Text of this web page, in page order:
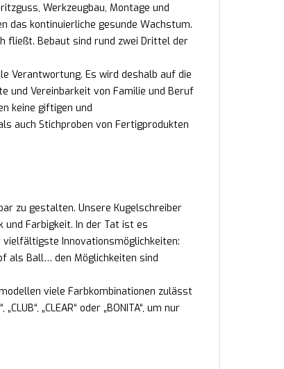
Werkzeugbau, Montage und
das kontinuierliche gesunde Wachstum.
fließt. Bebaut sind rund zwei Drittel der
Verantwortung. Es wird deshalb auf die
und Vereinbarkeit von Familie und Beruf
keine giftigen und
auch Stichproben von Fertigprodukten
zu gestalten. Unsere Kugelschreiber
und Farbigkeit. In der Tat ist es
Innovationsmöglichkeiten:
als Ball… den Möglichkeiten sind
viele Farbkombinationen zulässt
„CLEAR“ oder „BONITA“, um nur